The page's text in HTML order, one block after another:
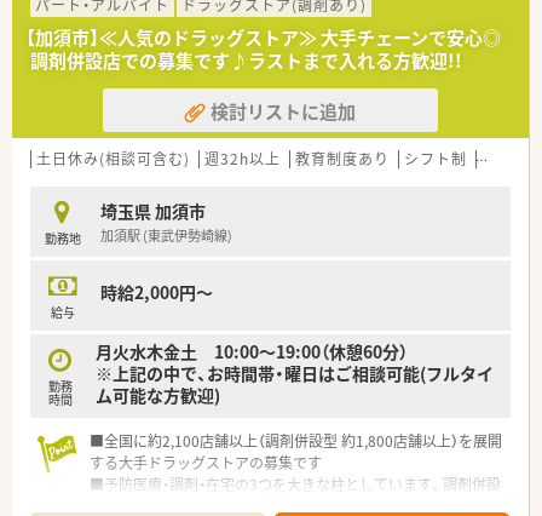
ストアで大変嬉しい福利厚生です♪
■ダイバーシティーを推進し、性別に関わらず幅広い方が長く活
躍できる環境を整えています
■落ち着いた環境で、ペースを守ってお仕事に取組める環境で
■面受けの店舗が多く、科目も単科に偏らずバランスの良い業務
内容です。
パート・アルバイト
ドラッグストア(調剤あり)
【加須市】≪人気のドラッグストア≫ 大手チェーンで安心◎
調剤併設店での募集です♪ラストまで入れる方歓迎!!
検討リストに追加
土日休み(相談可含む) 週32h以上 教育制度あり シフト制 大手チ
勤務地
埼玉県 加須市
加須駅 (東武伊勢崎線)
給与
時給2,000円～
勤務
時間
月火水木金土 10:00～19:00（休憩60分）
※上記の中で、お時間帯・曜日はご相談可能(フルタイ
ム可能な方歓迎)
■全国に約2,100店舗以上（調剤併設型 約1,800店舗以上）を展開
する大手ドラッグストアの募集です
■予防医療・調剤・在宅の3つを大きな柱としています。調剤併設